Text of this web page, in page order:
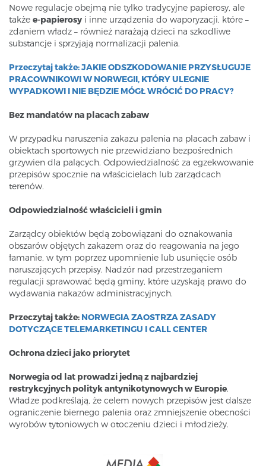
Nowe regulacje obejmą nie tylko tradycyjne papierosy, ale
także e-papierosy i inne urządzenia do waporyzacji, które –
zdaniem władz – również narażają dzieci na szkodliwe
substancje i sprzyjają normalizacji palenia.
Przeczytaj także: JAKIE ODSZKODOWANIE PRZYSŁUGUJE
PRACOWNIKOWI W NORWEGII, KTÓRY ULEGNIE
WYPADKOWI I NIE BĘDZIE MÓGŁ WRÓCIĆ DO PRACY?
Bez mandatów na placach zabaw
W przypadku naruszenia zakazu palenia na placach zabaw i
obiektach sportowych nie przewidziano bezpośrednich
grzywien dla palących. Odpowiedzialność za egzekwowanie
przepisów spocznie na właścicielach lub zarządcach
terenów.
Odpowiedzialność właścicieli i gmin
Zarządcy obiektów będą zobowiązani do oznakowania
obszarów objętych zakazem oraz do reagowania na jego
łamanie, w tym poprzez upomnienie lub usunięcie osób
naruszających przepisy. Nadzór nad przestrzeganiem
regulacji sprawować będą gminy, które uzyskają prawo do
wydawania nakazów administracyjnych.
Przeczytaj także: NORWEGIA ZAOSTRZA ZASADY
DOTYCZĄCE TELEMARKETINGU I CALL CENTER
Ochrona dzieci jako priorytet
Norwegia od lat prowadzi jedną z najbardziej
restrykcyjnych polityk antynikotynowych w Europie.
Władze podkreślają, że celem nowych przepisów jest dalsze
ograniczenie biernego palenia oraz zmniejszenie obecności
wyrobów tytoniowych w otoczeniu dzieci i młodzieży.